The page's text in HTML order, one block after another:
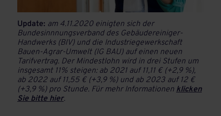
Update: am 4.11.2020 einigten sich der
Bundesinnnungsverband des Gebäudereiniger-
Handwerks (BIV) und die Industriegewerkschaft
Bauen-Agrar-Umwelt (IG BAU) auf einen neuen
Tarifvertrag. Der Mindestlohn wird in drei Stufen um
insgesamt 11% steigen: ab 2021 auf 11,11 € (+2,9 %),
ab 2022 auf 11,55 € (+3,9 %) und ab 2023 auf 12 €
(+3,9 %) pro Stunde. Für mehr Informationen klicken
Sie bitte hier.